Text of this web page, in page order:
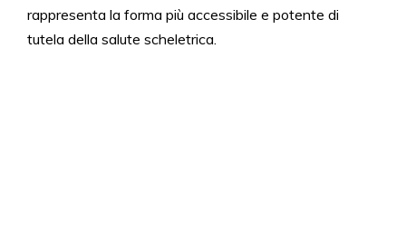
rappresenta la forma più accessibile e potente di
tutela della salute scheletrica.